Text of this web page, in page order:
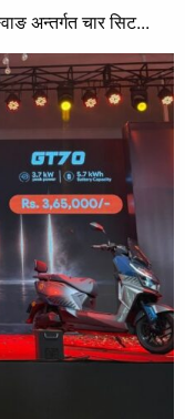
अन्तर्गत चार सिट...